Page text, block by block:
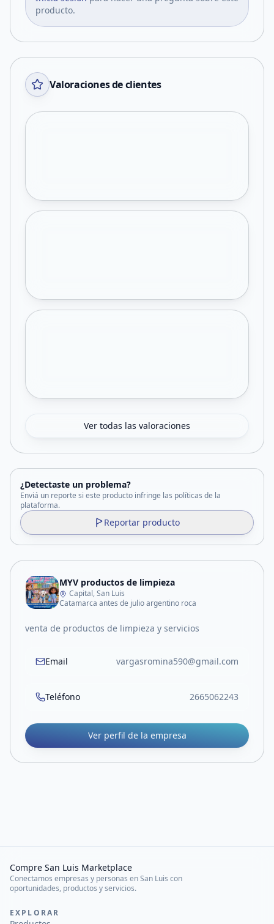
producto.
Valoraciones de clientes
Ver todas las valoraciones
¿Detectaste un problema?
Enviá un reporte si este producto infringe las políticas de la
plataforma.
Reportar producto
MYV productos de limpieza
Capital, San Luis
Catamarca antes de julio argentino roca
venta de productos de limpieza y servicios
Email vargasromina590@gmail.com
Teléfono 2665062243
Ver perfil de la empresa
Compre San Luis Marketplace
Conectamos empresas y personas en San Luis con
oportunidades, productos y servicios.
EXPLORAR